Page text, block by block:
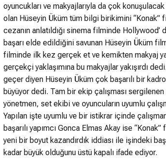
oyuncukları ve makyajlarıyla da çok
olan Hüseyin Üküm tüm bilgi birikimini “Konak”
cezanın anlatıldığı sinema filminde
başarı elde edildiğini savunan Hüseyin Üküm
filminde ilk kez gerçek et ve kemikten makyaj
gerçekçi yaklaşımına bu makyajlar yakışırdı
geçer diyen Hüseyin Üküm çok başarılı bir
büyüyor dedi. Tam bir ekip çalışması
yönetmen, set ekibi ve oyuncuların uyumlu
Yapılan işte uyumlu ve bir istikrar içinde
başarılı yapımcı Gonca Elmas Akay ise
yeni bir boyut kazandırdık iddiası ile işindeki
kadar büyük olduğunu üstü kapalı ifade ediyor.